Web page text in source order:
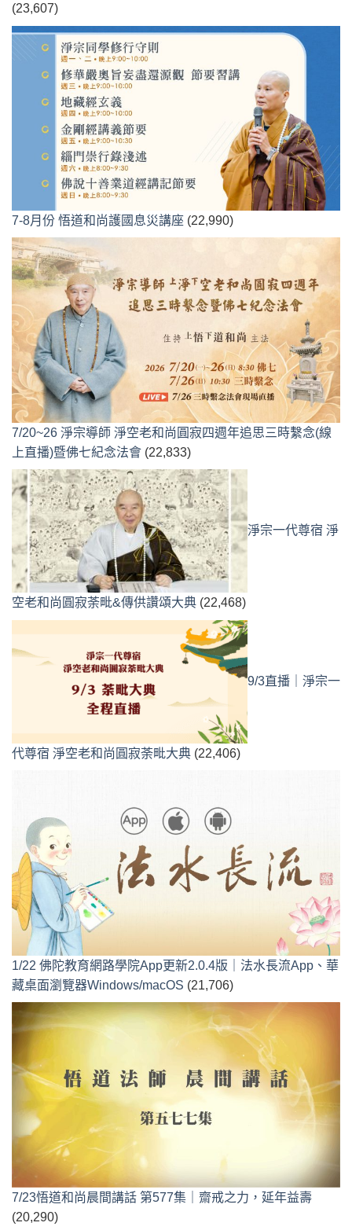
(23,607)
7-8月份 悟道和尚護國息災講座 (22,990)
7/20~26 淨宗導師 淨空老和尚圓寂四週年追思三時繫念(線
上直播)暨佛七紀念法會 (22,833)
淨宗一代尊宿 淨
空老和尚圓寂荼毗&傳供讚頌大典 (22,468)
9/3直播｜淨宗一
代尊宿 淨空老和尚圓寂荼毗大典 (22,406)
1/22 佛陀教育網路學院App更新2.0.4版｜法水長流App、華
藏桌面瀏覽器Windows/macOS (21,706)
7/23悟道和尚晨間講話 第577集｜齋戒之力，延年益壽
(20,290)